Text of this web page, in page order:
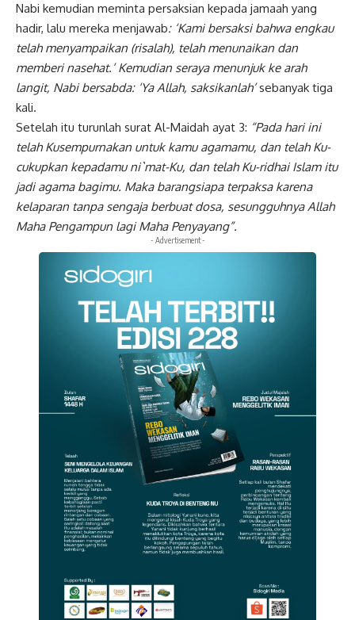
Nabi kemudian meminta persaksian kepada jamaah yang
hadir, lalu mereka menjawab: ‘Kami bersaksi bahwa engkau
telah menyampaikan (risalah), telah menunaikan dan
memberi nasehat.’ Kemudian seraya menunjuk ke arah
langit, Nabi bersabda: ‘Ya Allah, saksikanlah’sebanyak tiga
kali.
Setelah itu turunlah surat Al-Maidah ayat 3: “Pada hari ini
telah Kusempurnakan untuk kamu agamamu, dan telah Ku-
cukupkan kepadamu ni`mat-Ku, dan telah Ku-ridhai Islam itu
jadi agama bagimu. Maka barangsiapa terpaksa karena
kelaparan tanpa sengaja berbuat dosa, sesungguhnya Allah
Maha Pengampun lagi Maha Penyayang”.
- Advertisement -